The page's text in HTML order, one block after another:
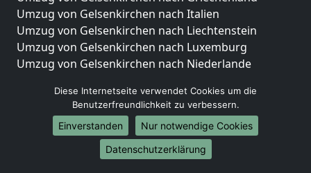
Umzug von Gelsenkirchen nach Italien
Umzug von Gelsenkirchen nach Liechtenstein
Umzug von Gelsenkirchen nach Luxemburg
Umzug von Gelsenkirchen nach Niederlande
Umzüge-Deutschlandweit
Umzug von Gelsenkirchen nach Berlin
Umzug von Gelsenkirchen nach Hamburg
Umzug von Gelsenkirchen nach München
Diese Internetseite verwendet Cookies um die
Benutzerfreundlichkeit zu verbessern.
Einverstanden
Nur notwendige Cookies
Datenschutzerklärung